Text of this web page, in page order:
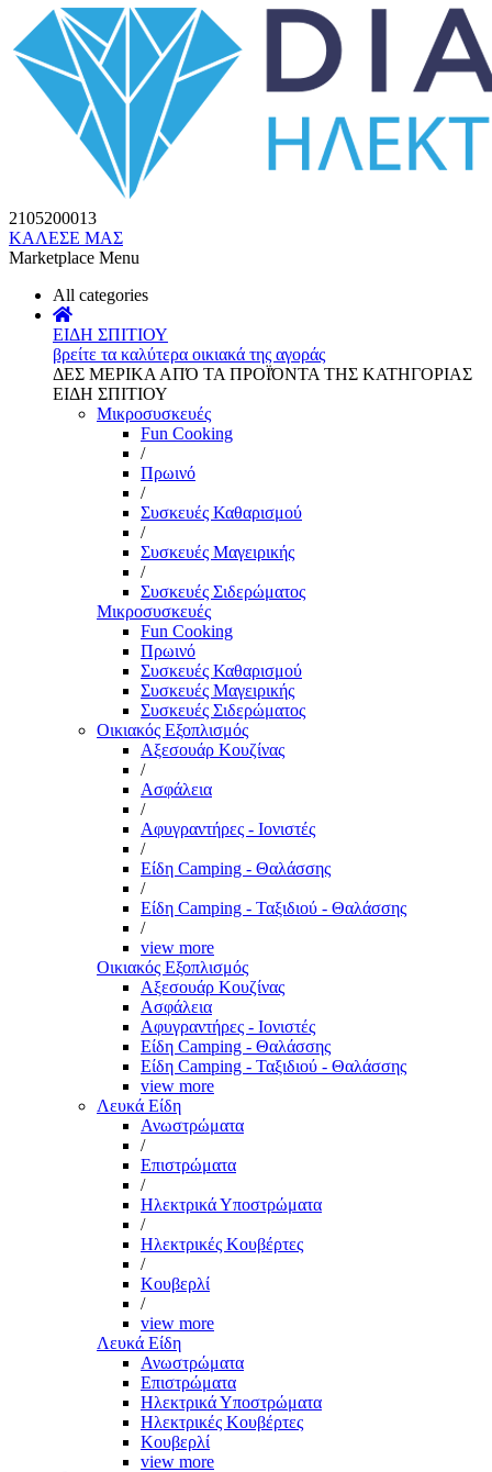
2105200013
ΚΑΛΕΣΕ ΜΑΣ
Marketplace Menu
All categories
ΕΙΔΗ ΣΠΙΤΙΟΥ
βρείτε τα καλύτερα οικιακά της αγοράς
ΔΕΣ ΜΕΡΙΚΑ ΑΠΌ ΤΑ ΠΡΟΪΌΝΤΑ ΤΗΣ ΚΑΤΗΓΟΡΙΑΣ
ΕΙΔΗ ΣΠΙΤΙΟΥ
Μικροσυσκευές
Fun Cooking
/
Πρωινό
/
Συσκευές Καθαρισμού
/
Συσκευές Μαγειρικής
/
Συσκευές Σιδερώματος
Μικροσυσκευές
Fun Cooking
Πρωινό
Συσκευές Καθαρισμού
Συσκευές Μαγειρικής
Συσκευές Σιδερώματος
Οικιακός Εξοπλισμός
Αξεσουάρ Κουζίνας
/
Ασφάλεια
/
Αφυγραντήρες - Ιονιστές
/
Είδη Camping - Θαλάσσης
/
Είδη Camping - Ταξιδιού - Θαλάσσης
/
view more
Οικιακός Εξοπλισμός
Αξεσουάρ Κουζίνας
Ασφάλεια
Αφυγραντήρες - Ιονιστές
Είδη Camping - Θαλάσσης
Είδη Camping - Ταξιδιού - Θαλάσσης
view more
Λευκά Είδη
Ανωστρώματα
/
Επιστρώματα
/
Ηλεκτρικά Υποστρώματα
/
Ηλεκτρικές Κουβέρτες
/
Κουβερλί
/
view more
Λευκά Είδη
Ανωστρώματα
Επιστρώματα
Ηλεκτρικά Υποστρώματα
Ηλεκτρικές Κουβέρτες
Κουβερλί
view more